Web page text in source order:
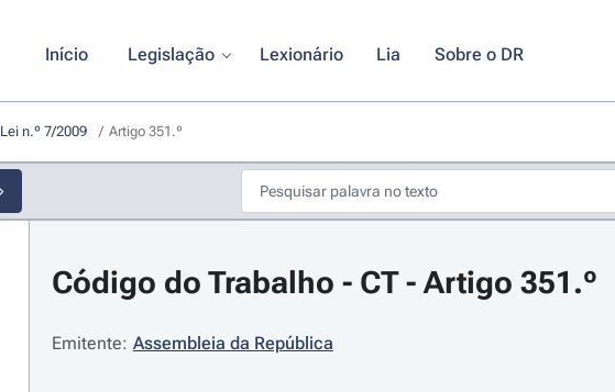
Início Legislação Lexionário Lia Sobre o DR
Lei n.º 7/2009 / Artigo 351.º
Código do Trabalho - CT - Artigo 351.º
Emitente: Assembleia da República